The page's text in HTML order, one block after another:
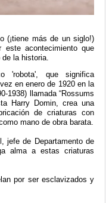
(¡tiene más de un siglo!)
acontecimiento que
la historia.
'robota', que significa
en enero de 1920 en la
1938) llamada “Rossums
Harry Domin, crea una
de criaturas con
mano de obra barata.
jefe de Departamento de
alma a estas criaturas
por ser esclavizados y